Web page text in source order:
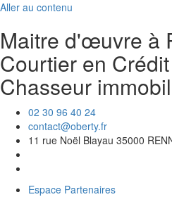
Aller au contenu
Maitre d'œuvre à
Courtier en
Chasseur
02 30 96 40 24
contact@oberty.fr
11 rue Noël Blayau 35000
Espace Partenaires